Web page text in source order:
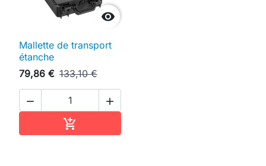

Mallette de transport
étanche
79,86 € 133,10 €
 
